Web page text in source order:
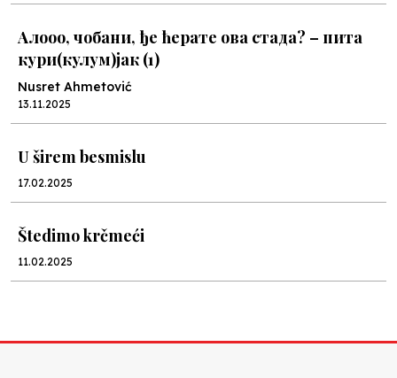
Алооо, чобани, ђе ћерате ова стада? – пита
кури(кулум)јак (1)
Nusret Ahmetović
13.11.2025
U širem besmislu
17.02.2025
Štedimo krčmeći
11.02.2025
26.12.2024